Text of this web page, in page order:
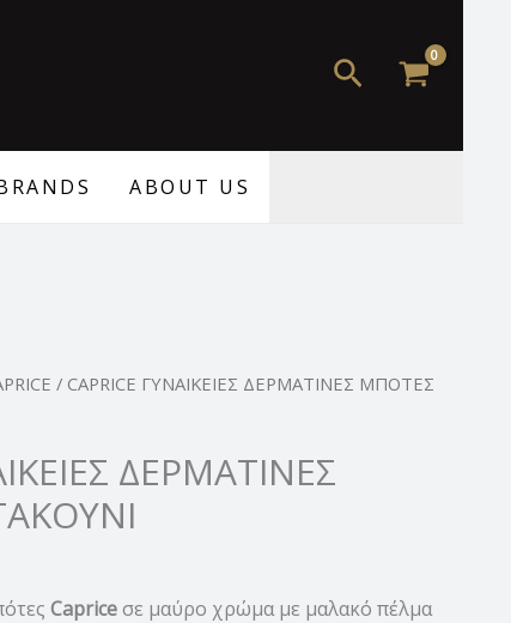
Αναζήτηση
ABOUT US
/ CAPRICE ΓΥΝΑΙΚΕΙΕΣ ΔΕΡΜΑΤΙΝΕΣ ΜΠΟΤΕΣ
ΔΕΡΜΑΤΙΝΕΣ
€.
Capriceσε μαύρο χρώμα με μαλακό πέλμα
99,99 €.